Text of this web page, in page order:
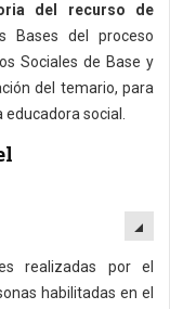
del recurso de
Bases del proceso
Sociales de Base y
del temario, para
social.
realizadas por el
habilitadas en el